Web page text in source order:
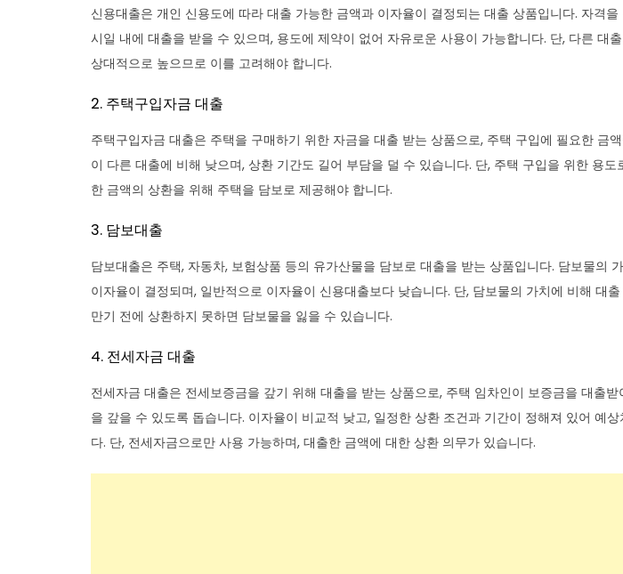
신용대출은 개인 신용도에 따라 대출 가능한 금액과 이자율이 결정되는 대출 상품입니다. 자격
시일 내에 대출을 받을 수 있으며, 용도에 제약이 없어 자유로운 사용이 가능합니다. 단, 다른 대
상대적으로 높으므로 이를 고려해야 합니다.
2. 주택구입자금 대출
주택구입자금 대출은 주택을 구매하기 위한 자금을 대출 받는 상품으로, 주택 구입에 필요한 금
이 다른 대출에 비해 낮으며, 상환 기간도 길어 부담을 덜 수 있습니다. 단, 주택 구입을 위한 용도
한 금액의 상환을 위해 주택을 담보로 제공해야 합니다.
3. 담보대출
담보대출은 주택, 자동차, 보험상품 등의 유가산물을 담보로 대출을 받는 상품입니다. 담보물의
이자율이 결정되며, 일반적으로 이자율이 신용대출보다 낮습니다. 단, 담보물의 가치에 비해 대
만기 전에 상환하지 못하면 담보물을 잃을 수 있습니다.
4. 전세자금 대출
전세자금 대출은 전세보증금을 갚기 위해 대출을 받는 상품으로, 주택 임차인이 보증금을 대출
을 갚을 수 있도록 돕습니다. 이자율이 비교적 낮고, 일정한 상환 조건과 기간이 정해져 있어 예
다. 단, 전세자금으로만 사용 가능하며, 대출한 금액에 대한 상환 의무가 있습니다.